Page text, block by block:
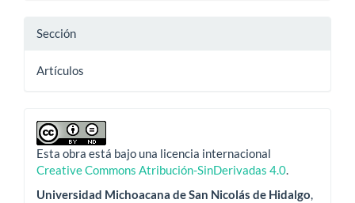
Sección
Artículos
Esta obra está bajo una licencia internacional
Creative Commons Atribución-SinDerivadas 4.0.
Universidad Michoacana de San Nicolás de Hidalgo,